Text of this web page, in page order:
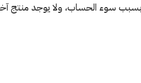
بسبب سوء الحساب، ولا يوجد منتج